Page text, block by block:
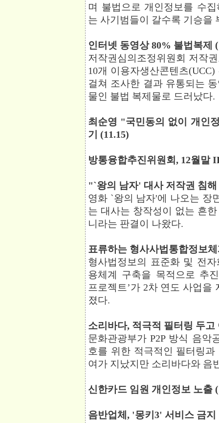
며 불법으로 개인정보를 수
는 사기범들이 갈수록 기승을
인터넷 동영상 80% 불법복제
저작권심의조정위원회 저작
10개 이용자생산콘텐츠
걸쳐 조사한 결과 유통되는
물인 불법 복제물로 드러났다.
최순영 "국민동의 없이 개인
기 (11.15)
방통융합추진위원회, 12월말
"`왕의 남자' 대사 저작권 침
영화 `왕의 남자'에 나오는 장
는 대사는 창작성이 없는 흔
니라는 판결이 나왔다.
표류하는 형사사법통합정보
형사법정보의 표준화 및 전
용체계 구축을 목적으로 추
프로젝트’가 2차 연도 사업
졌다.
소리바다, 적극적 필터링 두고
문화관광부가 P2P 방식 음악
호를 위한 적극적인 필터링
여가 지났지만 소리바다와 음
신한카드 임원 개인정보 노출
음반업체, '몽키3' 서비스 금지